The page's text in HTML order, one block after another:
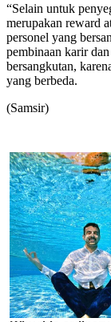
“Selain untuk
merupakan reward
personel yang
pembinaan karir
bersangkutan,
yang berbeda.
(Samsir)